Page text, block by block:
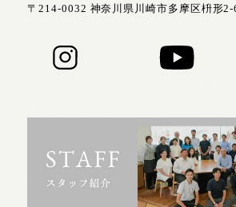
〒214-0032 神奈川県川崎市多摩区枡形2-